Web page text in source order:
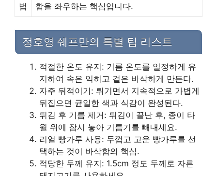
법
함을 좌우하는 핵심입니다.
정호영 쉐프만의 특별 팁 리스트
적절한 온도 유지: 기름 온도를 일정하게 유
지하여 속은 익히고 겉은 바삭하게 만든다.
자주 뒤적이기: 튀기면서 지속적으로 가볍게
뒤집으면 균일한 색과 식감이 완성된다.
튀김 후 기름 제거: 튀김이 끝난 후, 종이 타
월 위에 잠시 놓아 기름기를 빼내세요.
리얼 빵가루 사용: 두껍고 고운 빵가루를 선
택하는 것이 바삭함의 핵심.
적당한 두께 유지: 1.5cm 정도 두께로 자른